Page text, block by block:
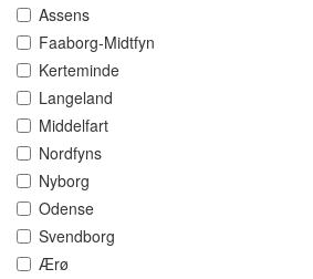
Assens
Faaborg-Midtfyn
Kerteminde
Langeland
Middelfart
Nordfyns
Nyborg
Odense
Svendborg
Ærø